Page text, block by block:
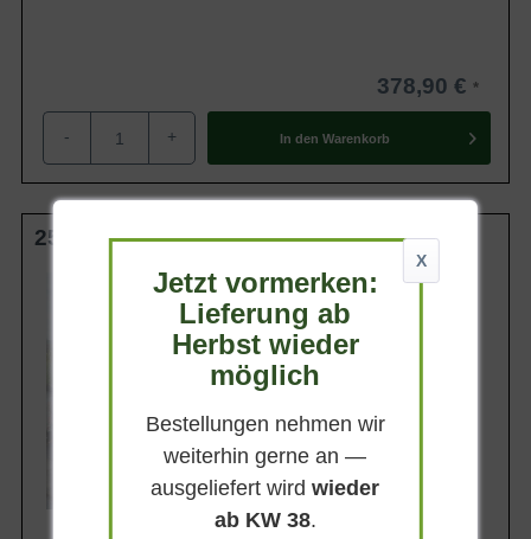
378,90 €
- + In den Warenkorb
250-300 cm C80
Wuchsendhöhe
3 - 7 m
Belaubung
Sommergrün
Blatt- / Nadelfarbe
Standort
Lieferbar
X
Jetzt vormerken:
Lieferung ab
Herbst wieder
möglich
Bestellungen nehmen wir
weiterhin gerne an —
ausgeliefert wirdwieder
ab KW 38.